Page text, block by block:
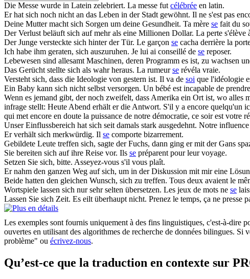
Die Messe wurde in Latein zelebriert. La messe fut célébrée en latin.
Er hat sich noch nicht an das Leben in der Stadt gewöhnt. Il ne s'est pas
Deine Mutter macht sich Sorgen um deine Gesundheit. Ta mère se fait du
Der Verlust beläuft sich auf mehr als eine Millionen Dollar. La perte s'élève
Der Junge versteckte sich hinter der Tür. Le garçon se cacha derrière la
Ich habe ihm geraten, sich auszuruhen. Je lui ai conseillé de se reposer.
Lebewesen sind allesamt Maschinen, deren Programm es ist, zu wachsen
Das Gerücht stellte sich als wahr heraus. La rumeurse révéla vraie.
Versteht sich, dass die Ideologie von gestern ist. Il va de soi que l'idéologie
Ein Baby kann sich nicht selbst versorgen. Un bébé est incapable de
Wenn es jemand gibt, der noch zweifelt, dass Amerika ein Ort ist, wo alles
infrage stellt: Heute Abend erhält er die Antwort. S'il y a encore quelqu'un
qui met encore en doute la puissance de notre démocratie, ce soir est votre
Unser Einflussbereich hat sich seit damals stark ausgedehnt. Notre influence
Er verhält sich merkwürdig. Il se comporte bizarrement.
Gebildete Leute treffen sich, sagte der Fuchs, dann ging er mit der Gans
Sie bereiten sich auf ihre Reise vor. Ils se préparent pour leur voyage.
Setzen Sie sich, bitte. Asseyez-vous s'il vous plaît.
Er nahm den ganzen Weg aufsich, um in der Diskussion mit mir eine
Beide hatten den gleichen Wunsch, sich zu treffen. Tous deux avaient le
Wortspiele lassen sich nur sehr selten übersetzen. Les jeux de mots ne se
Lassen Sie sich Zeit. Es eilt überhaupt nicht. Prenez le temps, ça ne presse
Les exemples sont fournis uniquement à des fins linguistiques, c'est-à-dire
ouvertes en utilisant des algorithmes de recherche de données bilingues.
problème" ou écrivez-nous.
Qu’est-ce que la traduction en contexte sur